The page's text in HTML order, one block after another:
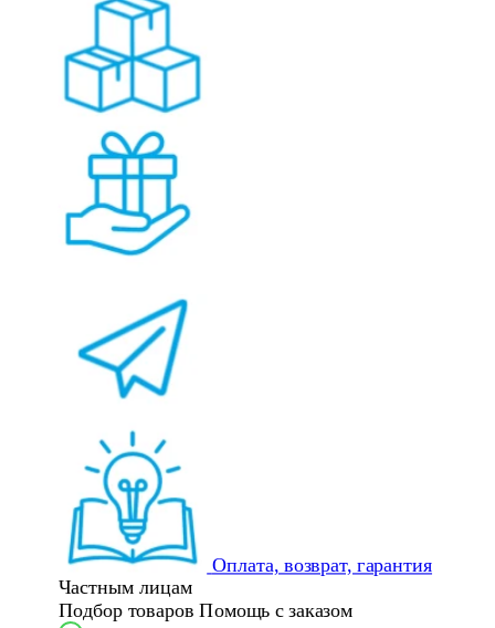
Оплата, возврат, гарантия
Частным лицам
Подбор товаров Помощь с заказом